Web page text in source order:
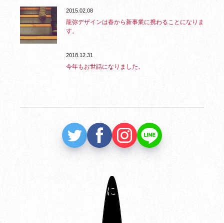
2015.02.08
龍弥デザインは春から新事業に携わることになりま
す。
2018.12.31
今年もお世話になりました。
一覧に戻る